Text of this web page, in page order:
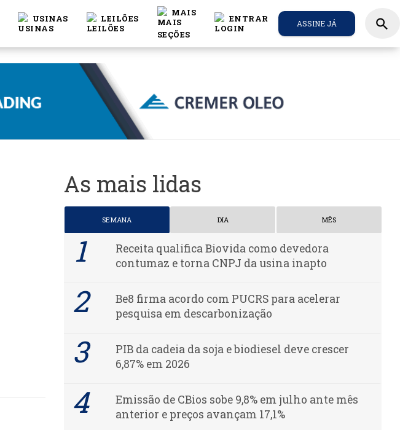
USINAS LEILÕES
MAIS
ENTRAR ASSINE JÁ search
As mais lidas
SEMANA DIA MÊS
Receita qualifica Biovida como devedora
contumaz e torna CNPJ da usina inapto
Be8 firma acordo com PUCRS para acelerar
pesquisa em descarbonização
PIB da cadeia da soja e biodiesel deve crescer
6,87% em 2026
Emissão de CBios sobe 9,8% em julho ante mês
anterior e preços avançam 17,1%